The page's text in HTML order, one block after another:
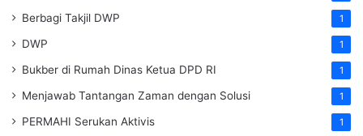
Berbagi Takjil DWP 1
DWP 1
Bukber di Rumah Dinas Ketua DPD RI 1
Menjawab Tantangan Zaman dengan Solusi 1
PERMAHI Serukan Aktivis 1